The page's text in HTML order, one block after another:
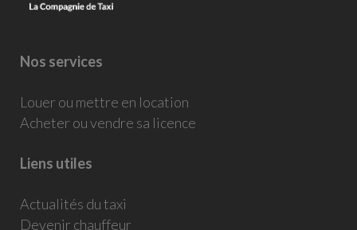
Nos services
Louer ou mettre en location
Acheter ou vendre sa licence
Liens utiles
Actualités du taxi
Devenir chauffeur